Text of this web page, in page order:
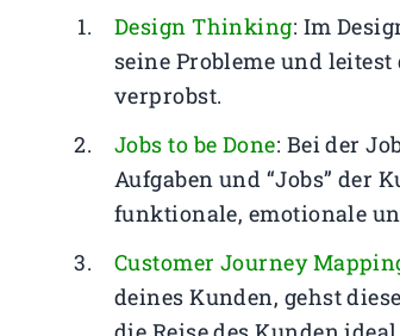
Design Thinking: Im
seine Probleme und
verprobst.
Jobs to be Done: Bei der
Aufgaben und “Jobs” der
funktionale, emotionale
Customer Journey
deines Kunden, gehst